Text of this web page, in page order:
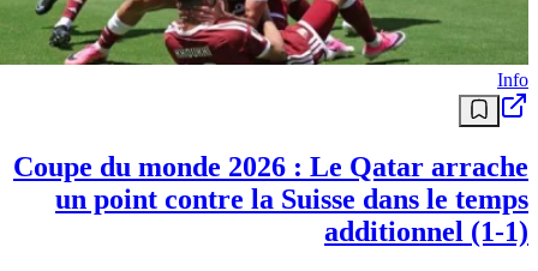
Info
Coupe du monde 2026 : Le Qatar arrache
un point contre la Suisse dans le temps
additionnel (1-1)